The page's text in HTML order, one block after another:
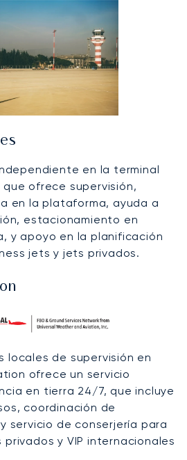
en la terminal
ofrece supervisión,
en la plataforma, ayuda a
estacionamiento en
y apoyo en la planificación
jets y jets privados.
locales de supervisión en
ofrece un servicio
en tierra 24/7, que incluye
coordinación de
servicio de conserjería para
y VIP internacionales